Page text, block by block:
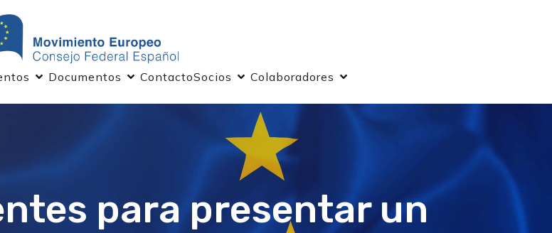
Documentos ContactoSocios Colaboradores
para presentar un